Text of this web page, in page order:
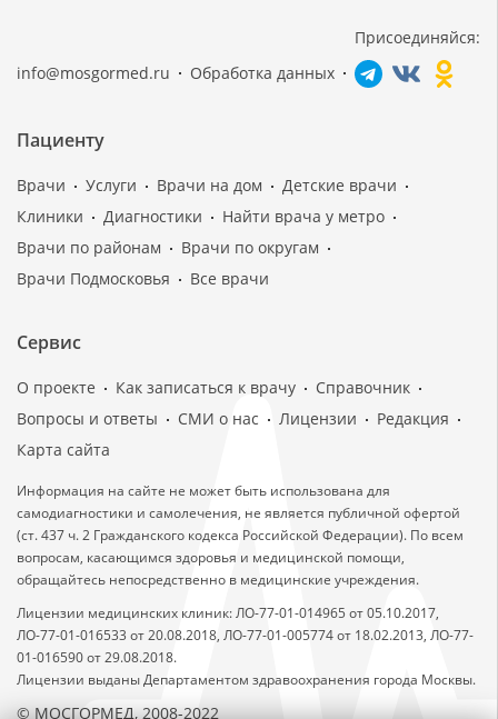
info@mosgormed.ru Обработка данных
Присоединяйся:
Пациенту
Врачи Услуги Врачи на дом
Детские врачи
Клиники
Диагностики
Найти врача у метро
Врачи по районам
Врачи по округам
Врачи Подмосковья
Все врачи
Сервис
О проекте Как записаться к врачу
Справочник
Вопросы и ответы
СМИ о нас Лицензии
Редакция
Карта сайта
Информация на сайте не может быть использована для
самодиагностики и самолечения, не является публичной офертой
(ст. 437 ч. 2 Гражданского кодекса Российской Федерации). По всем
вопросам, касающимся здоровья и медицинской помощи,
обращайтесь непосредственно в медицинские учреждения.
Лицензии медицинских клиник: ЛО-77-01-014965 от 05.10.2017,
ЛО-77-01-016533 от 20.08.2018, ЛО-77-01-005774 от 18.02.2013, ЛО-77-
01-016590 от 29.08.2018.
Лицензии выданы Департаментом здравоохранения города Москвы.
© МОСГОРМЕД, 2008-2022